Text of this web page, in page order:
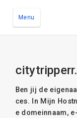
Menu
Ben jij de
ces. In Mijn
e domeinnaam,